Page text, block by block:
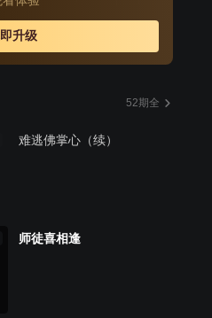
升级
52期全
难逃佛掌心（续）
师徒喜相逢